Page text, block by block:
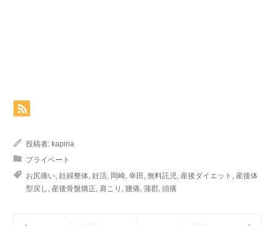
投稿者: kapiria
プライベート
お尻痛い, 妊婦整体, 妊活, 岡崎, 幸田 , 無料託児, 産後ダイエット , 産後体
型戻し , 産後骨盤矯正, 肩こり , 腰痛, 蒲郡, 頭痛